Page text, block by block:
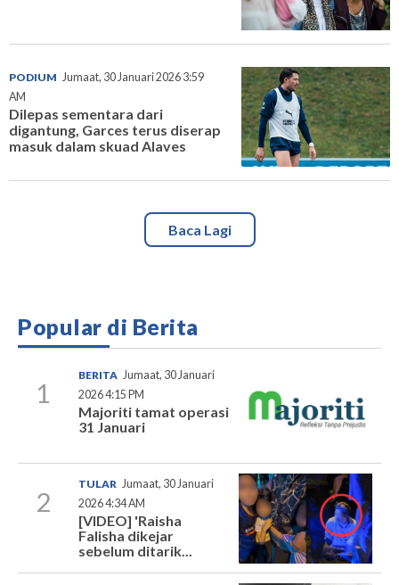
PODIUM Jumaat, 30 Januari 2026 3:59
AM
Dilepas sementara dari
digantung, Garces terus diserap
masuk dalam skuad Alaves
Baca Lagi
Popular di Berita
1
BERITA Jumaat, 30 Januari
2026 4:15 PM
Majoriti tamat operasi
31 Januari
2
TULAR Jumaat, 30 Januari
2026 4:34 AM
[VIDEO] 'Raisha
Falisha dikejar
sebelum ditarik...